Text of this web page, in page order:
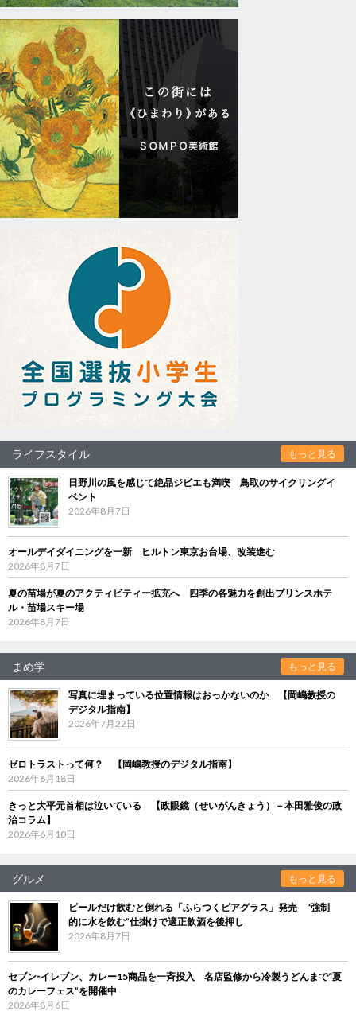
ライフスタイル もっと見る
日野川の風を感じて絶品ジビエも満喫 鳥取のサイクリングイ
ベント
2026年8月7日
オールデイダイニングを一新 ヒルトン東京お台場、改装進む
2026年8月7日
夏の苗場が夏のアクティビティー拡充へ 四季の各魅力を創出プリンスホテ
ル・苗場スキー場
2026年8月7日
まめ学 もっと見る
写真に埋まっている位置情報はおっかないのか 【岡嶋教授の
デジタル指南】
2026年7月22日
ゼロトラストって何？ 【岡嶋教授のデジタル指南】
2026年6月18日
きっと大平元首相は泣いている 【政眼鏡（せいがんきょう）－本田雅俊の政
治コラム】
2026年6月10日
グルメ もっと見る
ビールだけ飲むと倒れる「ふらつくビアグラス」発売 “強制
的に水を飲む”仕掛けで適正飲酒を後押し
2026年8月7日
セブン‐イレブン、カレー15商品を一斉投入 名店監修から冷製うどんまで“夏
のカレーフェス”を開催中
2026年8月6日